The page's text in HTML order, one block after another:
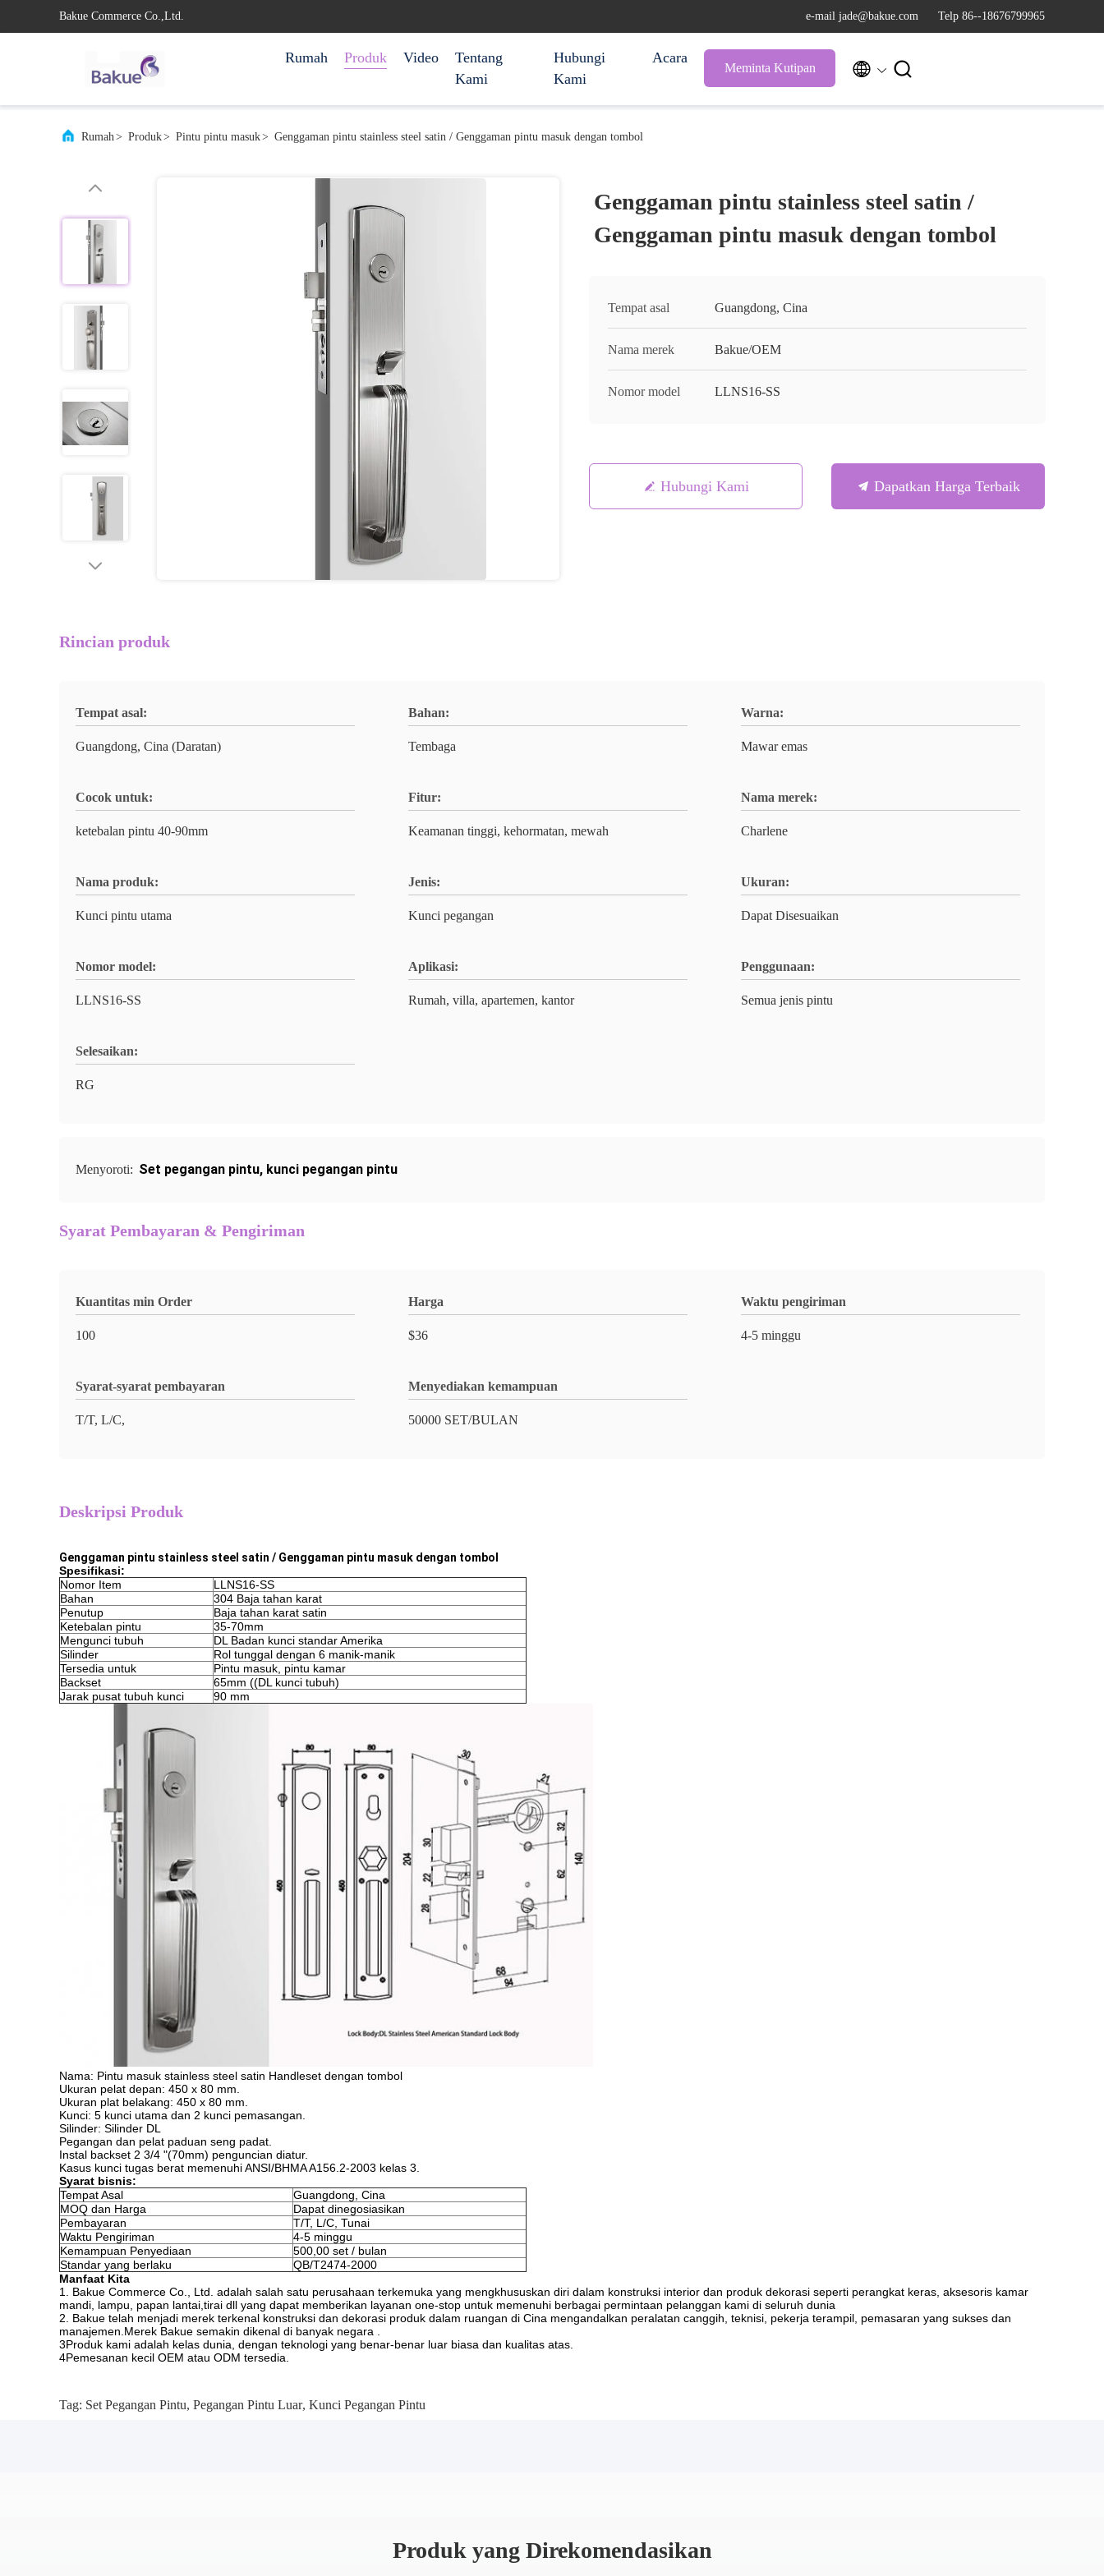
Bakue Commerce Co.,Ltd. e-mail jade@bakue.com Telp 86--18676799965
Rumah Produk Video
Tentang
Kami
Hubungi
Kami
Acara
Meminta Kutipan  
Rumah> Produk> Pintu pintu masuk> Genggaman pintu stainless steel satin / Genggaman pintu masuk dengan tombol
Genggaman pintu stainless steel satin /
Genggaman pintu masuk dengan tombol
Tempat asal Guangdong, Cina
Nama merek Bakue/OEM
Nomor model LLNS16-SS
Hubungi Kami Dapatkan Harga Terbaik
Rincian produk
Tempat asal:
Guangdong, Cina (Daratan)
Bahan:
Tembaga
Warna:
Mawar emas
Cocok untuk:
ketebalan pintu 40-90mm
Fitur:
Keamanan tinggi, kehormatan, mewah
Nama merek:
Charlene
Nama produk:
Kunci pintu utama
Jenis:
Kunci pegangan
Ukuran:
Dapat Disesuaikan
Nomor model:
LLNS16-SS
Aplikasi:
Rumah, villa, apartemen, kantor
Penggunaan:
Semua jenis pintu
Selesaikan:
RG
Menyoroti: Set pegangan pintu, kunci pegangan pintu
Syarat Pembayaran & Pengiriman
Kuantitas min Order
100
Harga
$36
Waktu pengiriman
4-5 minggu
Syarat-syarat pembayaran
T/T, L/C,
Menyediakan kemampuan
50000 SET/BULAN
Deskripsi Produk
Genggaman pintu stainless steel satin / Genggaman pintu masuk dengan tombol
Spesifikasi:
Nomor Item
LLNS16-SS
Bahan
304 Baja tahan karat
Penutup
Baja tahan karat satin
Ketebalan pintu
35-70mm
Mengunci tubuh
DL Badan kunci standar Amerika
Silinder
Rol tunggal dengan 6 manik-manik
Tersedia untuk
Pintu masuk, pintu kamar
Backset
65mm ((DL kunci tubuh)
Jarak pusat tubuh kunci
90 mm
Nama: Pintu masuk stainless steel satin Handleset dengan tombol
Ukuran pelat depan: 450 x 80 mm.
Ukuran plat belakang: 450 x 80 mm.
Kunci: 5 kunci utama dan 2 kunci pemasangan.
Silinder: Silinder DL
Pegangan dan pelat paduan seng padat.
Instal backset 2 3/4 "(70mm) penguncian diatur.
Kasus kunci tugas berat memenuhi ANSI/BHMA A156.2-2003 kelas 3.
Syarat bisnis:
Tempat Asal
Guangdong, Cina
MOQ dan Harga
Dapat dinegosiasikan
Pembayaran
T/T, L/C, Tunai
Waktu Pengiriman
4-5 minggu
Kemampuan Penyediaan
500,00 set / bulan
Standar yang berlaku
QB/T2474-2000
Manfaat Kita
1. Bakue Commerce Co., Ltd. adalah salah satu perusahaan terkemuka yang mengkhususkan diri dalam konstruksi interior dan produk dekorasi seperti perangkat keras, aksesoris kamar
mandi, lampu, papan lantai,tirai dll yang dapat memberikan layanan one-stop untuk memenuhi berbagai permintaan pelanggan kami di seluruh dunia
2. Bakue telah menjadi merek terkenal konstruksi dan dekorasi produk dalam ruangan di Cina mengandalkan peralatan canggih, teknisi, pekerja terampil, pemasaran yang sukses dan
manajemen.Merek Bakue semakin dikenal di banyak negara .
3Produk kami adalah kelas dunia, dengan teknologi yang benar-benar luar biasa dan kualitas atas.
4Pemesanan kecil OEM atau ODM tersedia.
Tag: Set Pegangan Pintu, Pegangan Pintu Luar, Kunci Pegangan Pintu
Produk yang Direkomendasikan